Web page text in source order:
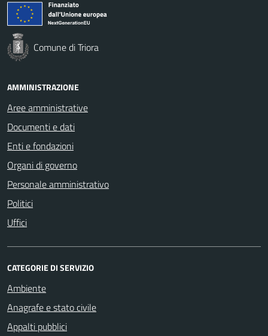
Comune di Triora
AMMINISTRAZIONE
Aree amministrative
Documenti e dati
Enti e fondazioni
Organi di governo
Personale amministrativo
Politici
Uffici
CATEGORIE DI SERVIZIO
Ambiente
Anagrafe e stato civile
Appalti pubblici